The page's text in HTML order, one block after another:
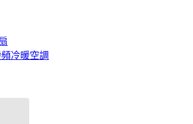
冷暖空調